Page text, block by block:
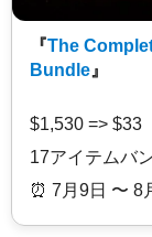
『The
Bundle 』
$1,530 =>
17アイテムバ
⏰️ 7月9日 〜 8